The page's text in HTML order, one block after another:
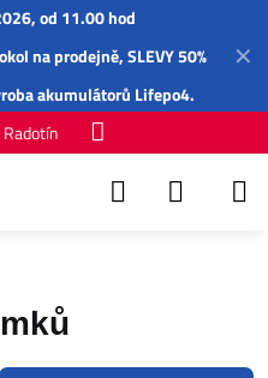
✕
od 11.00 hod
na prodejně, SLEVY 50%
akumulátorů Lifepo4.